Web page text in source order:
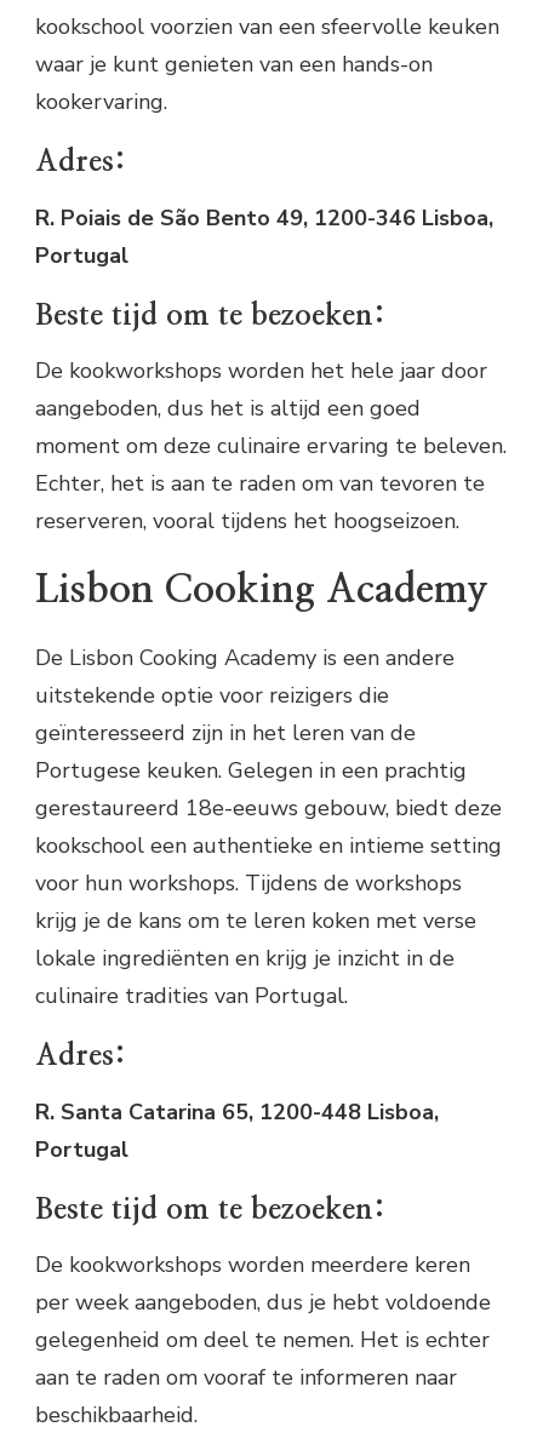
kookschool voorzien van een sfeervolle keuken
waar je kunt genieten van een hands-on
kookervaring.
Adres:
R. Poiais de São Bento 49, 1200-346 Lisboa,
Portugal
Beste tijd om te bezoeken:
De kookworkshops worden het hele jaar door
aangeboden, dus het is altijd een goed
moment om deze culinaire ervaring te beleven.
Echter, het is aan te raden om van tevoren te
reserveren, vooral tijdens het hoogseizoen.
Lisbon Cooking Academy
De Lisbon Cooking Academy is een andere
uitstekende optie voor reizigers die
geïnteresseerd zijn in het leren van de
Portugese keuken. Gelegen in een prachtig
gerestaureerd 18e-eeuws gebouw, biedt deze
kookschool een authentieke en intieme setting
voor hun workshops. Tijdens de workshops
krijg je de kans om te leren koken met verse
lokale ingrediënten en krijg je inzicht in de
culinaire tradities van Portugal.
Adres:
R. Santa Catarina 65, 1200-448 Lisboa,
Portugal
Beste tijd om te bezoeken:
De kookworkshops worden meerdere keren
per week aangeboden, dus je hebt voldoende
gelegenheid om deel te nemen. Het is echter
aan te raden om vooraf te informeren naar
beschikbaarheid.